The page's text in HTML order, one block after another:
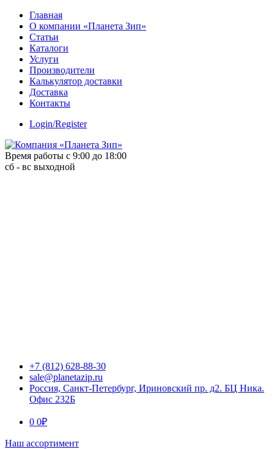
Skip
content
Главная
О компании «Планета Зип»
Статьи
Каталоги
Услуги
Производители
Калькулятор доставки
Доставка
Контакты
Login/Register
Время работы с 9:00 до 18:00
сб - вс выходной
+7 (812) 628-88-30
sale@planetazip.ru
Россия, Санкт-Петербург, Ириновский пр. д2. БЦ Ника.
Офис 232Б
0 0₽
Наш ассортимент